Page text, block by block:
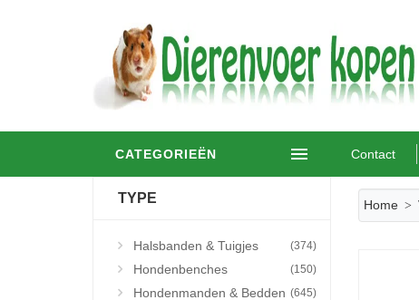
CATEGORIEËN Contact
TYPE
Halsbanden & Tuigjes (374)
Hondenbenches (150)
Hondenmanden & Bedden (645)
Home